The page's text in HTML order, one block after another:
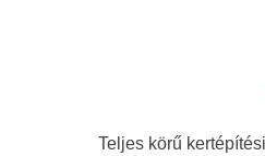
Teljes körű